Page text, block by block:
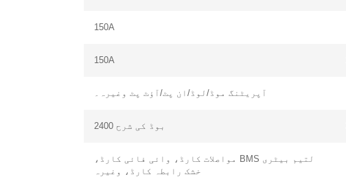
150A
150A
آپریٹنگ موڈ/لوڈ/ان پٹ/آؤٹ پٹ وغیرہ۔
بوڈ کی شرح 2400
لتیم بیٹری BMS مواصلات کارڈ، وائی فائی کارڈ،
خشک رابطہ کارڈ، وغیرہ